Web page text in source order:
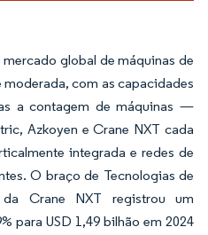
global de máquinas de
com as capacidades
a contagem de máquinas —
Azkoyen e Crane NXT cada
integrada e redes de
O braço de Tecnologias de
da Crane NXT registrou um
para USD 1,49 bilhão em 2024